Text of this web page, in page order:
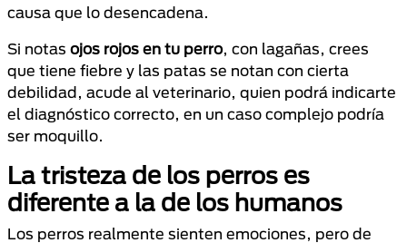
causa que lo desencadena.
Si notas ojos rojos en tu perro, con lagañas, crees
que tiene fiebre y las patas se notan con cierta
debilidad, acude al veterinario, quien podrá indicarte
el diagnóstico correcto, en un caso complejo podría
ser moquillo.
La tristeza de los perros es
diferente a la de los humanos
Los perros realmente sienten emociones, pero de